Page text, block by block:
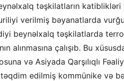
təşkilatların
verilmiş bəyanatlarda
beynəlxalq təşkilatlarda
alınmasına çalışıb. Bu
və Asiyada Qarşılıqlı
edilmiş kommünike və